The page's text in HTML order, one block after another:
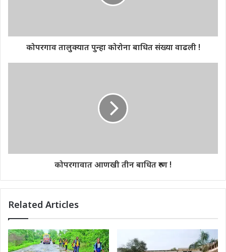
कोपरगाव तालुक्यात पुन्हा कोरोना बाधित संख्या वाढली !
कोपरगावात आणखी तीन बाधित रुग्ण !
Related Articles